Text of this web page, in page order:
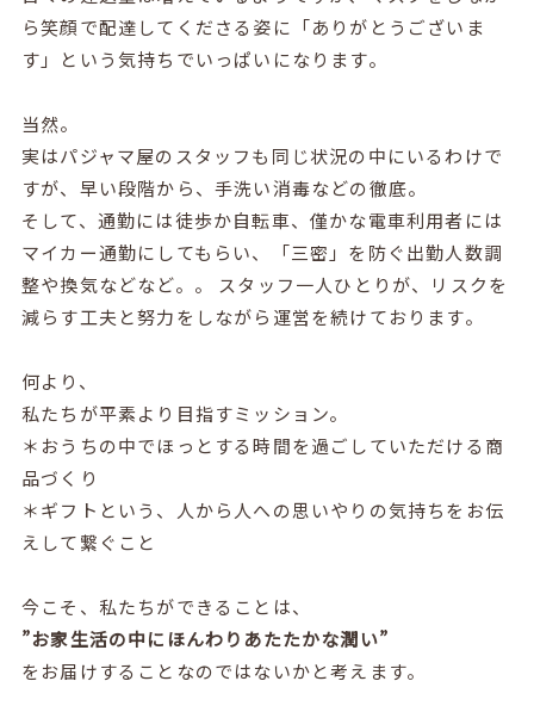
ら笑顔で配達してくださる姿に「ありがとうございま
す」という気持ちでいっぱいになります。
当然。
実はパジャマ屋のスタッフも同じ状況の中にいるわけで
すが、早い段階から、手洗い消毒などの徹底。
そして、通勤には徒歩か自転車、僅かな電車利用者には
マイカー通勤にしてもらい、「三密」を防ぐ出勤人数調
整や換気などなど。。 スタッフ一人ひとりが、リスクを
減らす工夫と努力をしながら運営を続けております。
何より、
私たちが平素より目指すミッション。
＊おうちの中でほっとする時間を過ごしていただける商
品づくり
＊ギフトという、人から人への思いやりの気持ちをお伝
えして繋ぐこと
今こそ、私たちができることは、
”お家生活の中にほんわりあたたかな潤い”
をお届けすることなのではないかと考えます。